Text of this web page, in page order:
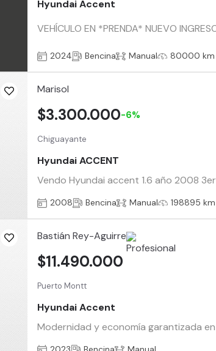
Hyundai Accent
VEHÍCULO EN *PRENDA* NUEVO
2024 Bencina Manual 80000 km
Marisol
Chiguayante
Hyundai ACCENT
Vendo Hyundai accent 1.6 año 2008
$3.300.000-6%
2008 Bencina Manual 198895 km
Bastián Rey-Aguirre
Puerto Montt
Hyundai Accent
Modernidad y economía garantizada
$11.490.000